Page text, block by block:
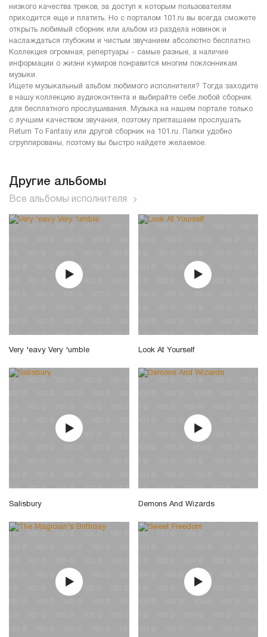
низкого качества треков, за доступ к которым пользователям
приходится еще и платить. Но с порталом 101.ru вы всегда сможете
открыть любимый сборник или альбом из раздела новинок и
наслаждаться глубоким и чистым звучанием абсолютно бесплатно.
Коллекция огромная, репертуары - самые разные, а наличие
информации о жизни кумиров понравится многим поклонникам
музыки.
Ищете музыкальный альбом любимого исполнителя? Тогда заходите
в нашу коллекцию аудиоконтента и выбирайте себе любой сборник
для бесплатного прослушивания. Музыка на нашем портале только
с лучшим качеством звучания, поэтому приглашаем прослушать
Return To Fantasy или другой сборник на 101.ru. Папки удобно
сгруппированы, поэтому вы быстро найдете желаемое.
Другие альбомы
Все альбомы исполнителя
Very 'eavy Very 'umble Look At Yourself
Salisbury Demons And Wizards